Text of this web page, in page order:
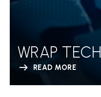
WRAP TECH
READ MORE